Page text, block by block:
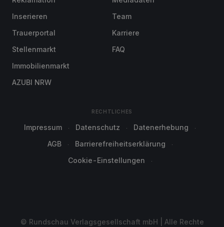
Inserieren
Trauerportal
Stellenmarkt
Immobilienmarkt
AZUBI NRW
Team
Karriere
FAQ
RECHTLICHES
Impressum Datenschutz
Datenerhebung
AGB
Barrierefreiheitserklärung
Cookie-Einstellungen
© Rundschau Verlagsgesellschaft mbH | Alle Rechte